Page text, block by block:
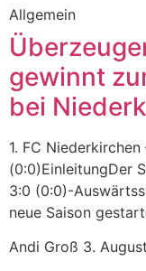
Allgemein
gewinnt
bei
1. FC
(0:0)EinleitungDer
3:0 (0:0)-
neue Saison
Andi Groß 3.